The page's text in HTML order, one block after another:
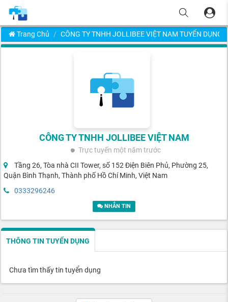
Trang Chủ CÔNG TY TNHH JOLLIBEE VIỆT NAM TUYỂN DỤNG
CÔNG TY TNHH JOLLIBEE VIỆT NAM
Trực tuyến một năm trước
Tầng 26, Tòa nhà CII Tower, số 152 Điện Biên Phủ, Phường 25,
Quận Bình Thạnh, Thành phố Hồ Chí Minh, Việt Nam
0333296246
NHẮN TIN
THÔNG TIN TUYỂN DỤNG
Chưa tìm thấy tin tuyển dụng